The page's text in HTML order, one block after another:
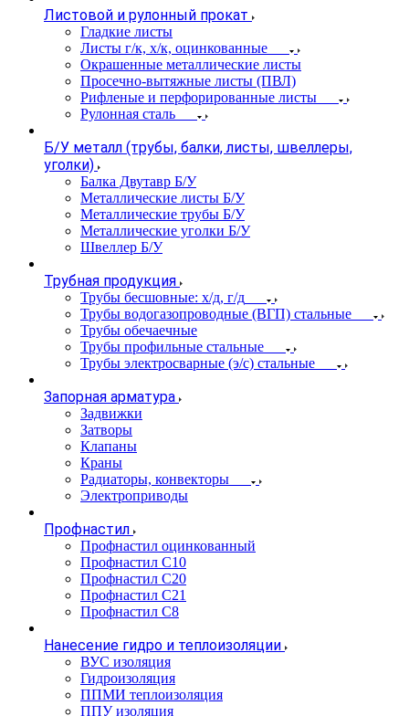
Листовой и рулонный прокат
Гладкие листы
Листы г/к, х/к, оцинкованные
Окрашенные металлические листы
Просечно-вытяжные листы (ПВЛ)
Рифленые и перфорированные листы
Рулонная сталь
Б/У металл (трубы, балки, листы, швеллеры,
уголки)
Балка Двутавр Б/У
Металлические листы Б/У
Металлические трубы Б/У
Металлические уголки Б/У
Швеллер Б/У
Трубная продукция
Трубы бесшовные: х/д, г/д
Трубы водогазопроводные (ВГП) стальные
Трубы обечаечные
Трубы профильные стальные
Трубы электросварные (э/с) стальные
Запорная арматура
Задвижки
Затворы
Клапаны
Краны
Радиаторы, конвекторы
Электроприводы
Профнастил
Профнастил оцинкованный
Профнастил С10
Профнастил С20
Профнастил С21
Профнастил С8
Нанесение гидро и теплоизоляции
ВУС изоляция
Гидроизоляция
ППМИ теплоизоляция
ППУ изоляция